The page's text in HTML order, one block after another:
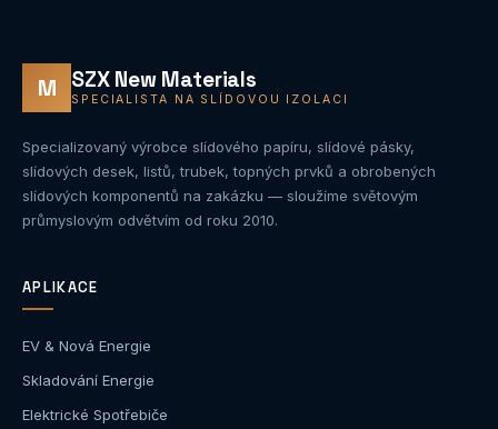
M SZX New Materials
SPECIALISTA NA SLÍDOVOU IZOLACI
Specializovaný výrobce slídového papíru, slídové pásky,
slídových desek, listů, trubek, topných prvků a obrobených
slídových komponentů na zakázku — sloužíme světovým
průmyslovým odvětvím od roku 2010.
APLIKACE
EV & Nová Energie
Skladování Energie
Elektrické Spotřebiče